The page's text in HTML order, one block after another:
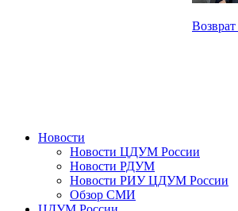
Новости
Новости ЦДУМ России
Новости РДУМ
Новости РИУ ЦДУМ России
Обзор СМИ